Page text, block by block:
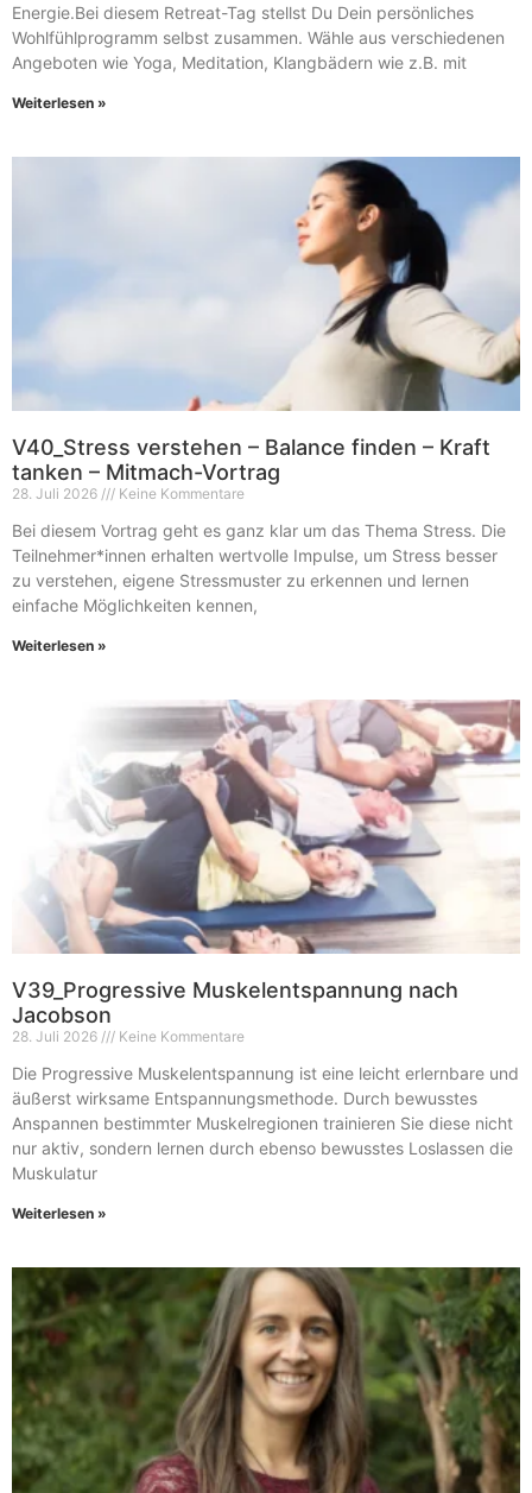
Energie.Bei diesem Retreat-Tag stellst Du Dein persönliches
Wohlfühlprogramm selbst zusammen. Wähle aus verschiedenen
Angeboten wie Yoga, Meditation, Klangbädern wie z.B. mit
Weiterlesen »
V40_Stress verstehen – Balance finden – Kraft
tanken – Mitmach-Vortrag
28. Juli 2026 Keine Kommentare
Bei diesem Vortrag geht es ganz klar um das Thema Stress. Die
Teilnehmer*innen erhalten wertvolle Impulse, um Stress besser
zu verstehen, eigene Stressmuster zu erkennen und lernen
einfache Möglichkeiten kennen,
Weiterlesen »
V39_Progressive Muskelentspannung nach
Jacobson
28. Juli 2026 Keine Kommentare
Die Progressive Muskelentspannung ist eine leicht erlernbare und
äußerst wirksame Entspannungsmethode. Durch bewusstes
Anspannen bestimmter Muskelregionen trainieren Sie diese nicht
nur aktiv, sondern lernen durch ebenso bewusstes Loslassen die
Muskulatur
Weiterlesen »